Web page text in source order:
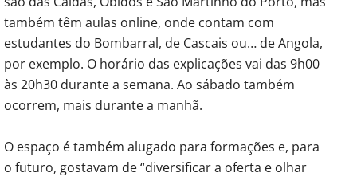
também têm aulas online, onde contam com
estudantes do Bombarral, de Cascais ou… de Angola,
por exemplo. O horário das explicações vai das 9h00
às 20h30 durante a semana. Ao sábado também
ocorrem, mais durante a manhã.
O espaço é também alugado para formações e, para
o futuro, gostavam de “diversificar a oferta e olhar